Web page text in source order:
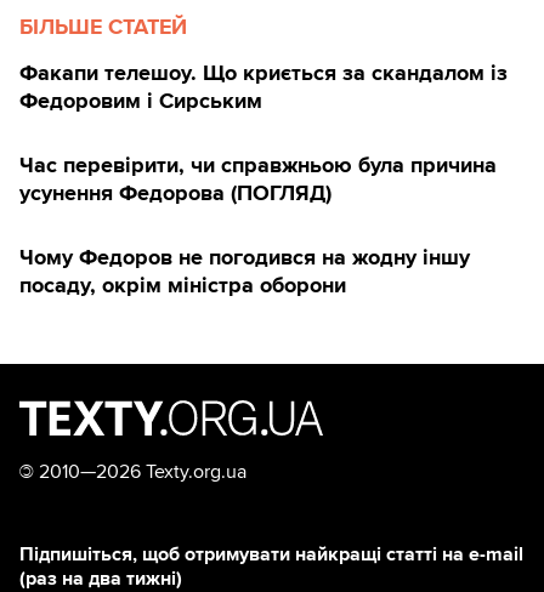
БІЛЬШЕ СТАТЕЙ
Факапи телешоу. Що криється за скандалом із
Федоровим і Сирським
Час перевірити, чи справжньою була причина
усунення Федорова (ПОГЛЯД)
Чому Федоров не погодився на жодну іншу
посаду, окрім міністра оборони
© 2010—2026 Texty.org.ua
Підпишіться, щоб отримувати найкращі статті на e-mail
(раз на два тижні)